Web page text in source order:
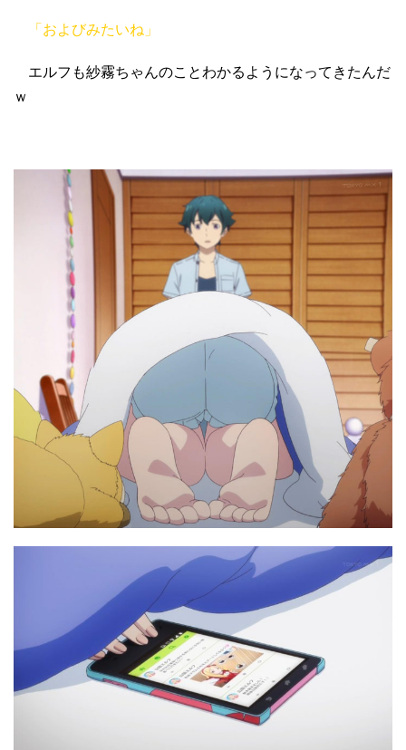
「およびみたいね」
エルフも紗霧ちゃんのことわかるようになってきたんだ
ｗ